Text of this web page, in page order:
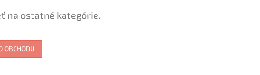
na ostatné kategórie.
OBCHODU